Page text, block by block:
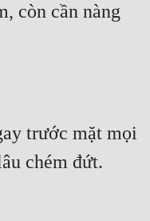
còn cần nàng
trước mặt mọi
chém đứt.